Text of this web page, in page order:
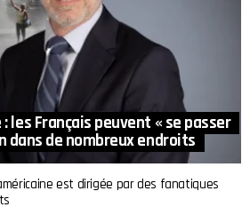
les Français peuvent « se passer
dans de nombreux endroits
est dirigée par des fanatiques